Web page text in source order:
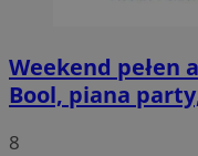
Weekend pełen
Bool, piana
8